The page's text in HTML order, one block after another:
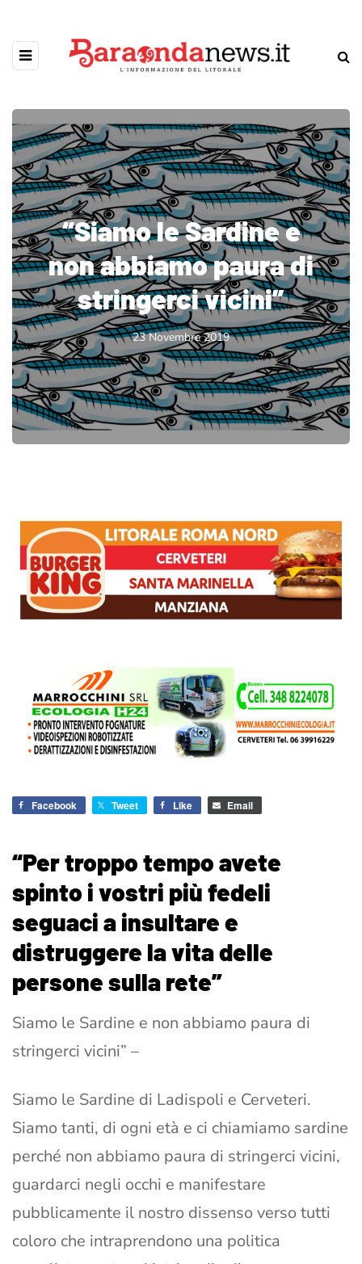
“Siamo le Sardine e
non abbiamo paura di
stringerci vicini”
23 Novembre 2019
Facebook Tweet Like Email
“Per troppo tempo avete
spinto i vostri più fedeli
seguaci a insultare e
distruggere la vita delle
persone sulla rete”
Siamo le Sardine e non abbiamo paura di
stringerci vicini” –
Siamo le Sardine di Ladispoli e Cerveteri.
Siamo tanti, di ogni età e ci chiamiamo sardine
perché non abbiamo paura di stringerci vicini,
guardarci negli occhi e manifestare
pubblicamente il nostro dissenso verso tutti
coloro che intraprendono una politica